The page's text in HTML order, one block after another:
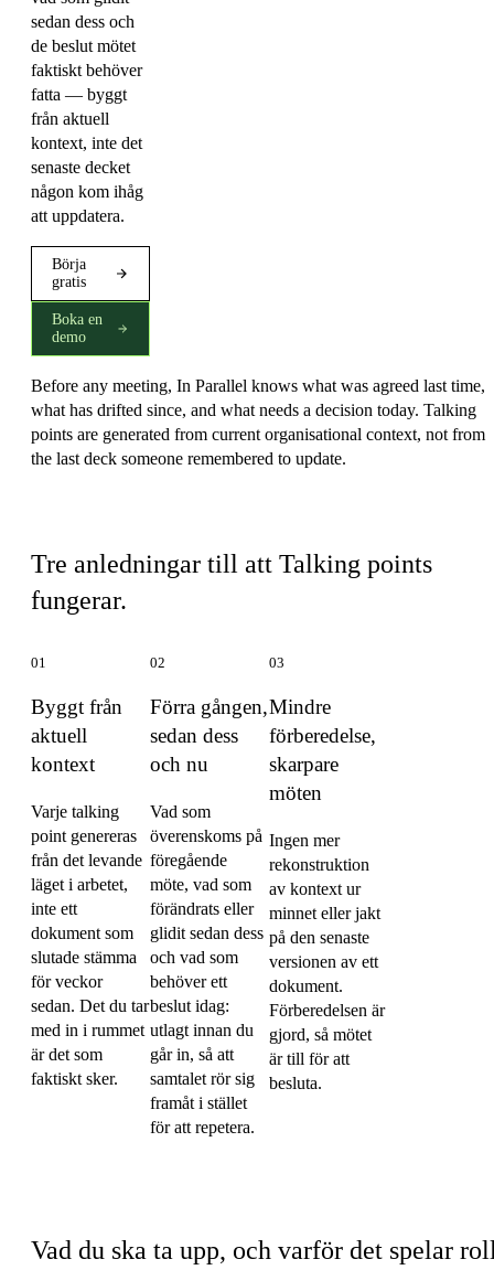
sedan dess och
de beslut mötet
faktiskt behöver
fatta — byggt
från aktuell
kontext, inte det
senaste decket
någon kom ihåg
att uppdatera.
Börja
gratis
Boka en
demo
Before any meeting, In Parallel knows what was agreed last time,
what has drifted since, and what needs a decision today. Talking
points are generated from current organisational context, not from
the last deck someone remembered to update.
Tre anledningar till att Talking points
fungerar.
01
Byggt från
aktuell
kontext
Varje talking
point genereras
från det levande
läget i arbetet,
inte ett
dokument som
slutade stämma
för veckor
sedan. Det du tar
med in i rummet
är det som
faktiskt sker.
02
Förra gången,
sedan dess
och nu
Vad som
överenskoms på
föregående
möte, vad som
förändrats eller
glidit sedan dess
och vad som
behöver ett
beslut idag:
utlagt innan du
går in, så att
samtalet rör sig
framåt i stället
för att repetera.
03
Mindre
förberedelse,
skarpare
möten
Ingen mer
rekonstruktion
av kontext ur
minnet eller jakt
på den senaste
versionen av ett
dokument.
Förberedelsen är
gjord, så mötet
är till för att
besluta.
Vad du ska ta upp, och varför det spelar